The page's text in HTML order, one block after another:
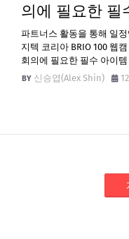
의에 필요한 필
파트너스 활동을 통해 일
지텍 코리아 BRIO 100 웹
회의에 필요한 필수 아이
신승엽(Alex Shin)